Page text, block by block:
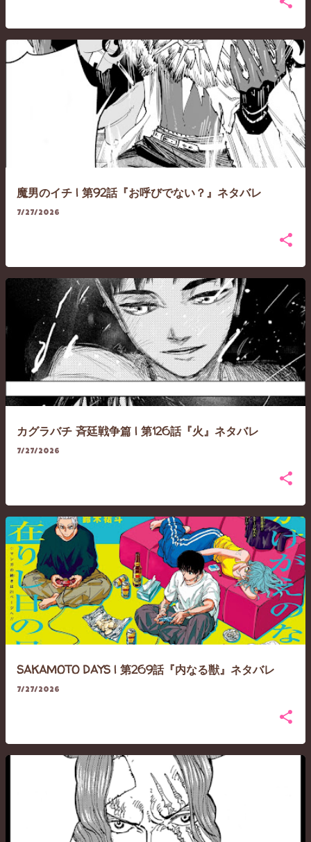
魔男のイチ | 第92話『お呼びでない？』ネタバレ
7/27/2026
カグラバチ 斉廷戦争篇 | 第126話『火』ネタバレ
7/27/2026
SAKAMOTO DAYS | 第269話『内なる獣』ネタバレ
7/27/2026